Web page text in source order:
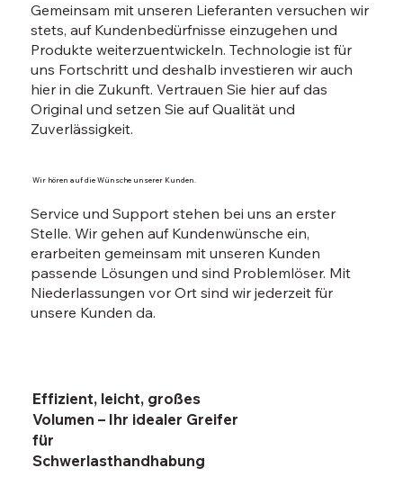
Gemeinsam mit unseren Lieferanten versuchen wir
stets, auf Kundenbedürfnisse einzugehen und
Produkte weiterzuentwickeln. Technologie ist für
uns Fortschritt und deshalb investieren wir auch
hier in die Zukunft. Vertrauen Sie hier auf das
Original und setzen Sie auf Qualität und
Zuverlässigkeit.
Service und Support stehen bei uns an erster
Stelle. Wir gehen auf Kundenwünsche ein,
erarbeiten gemeinsam mit unseren Kunden
passende Lösungen und sind Problemlöser. Mit
Niederlassungen vor Ort sind wir jederzeit für
unsere Kunden da.
Wir hören auf die Wünsche unserer Kunden.
Effizient, leicht, großes
Volumen – Ihr idealer Greifer
für
Schwerlasthandhabung